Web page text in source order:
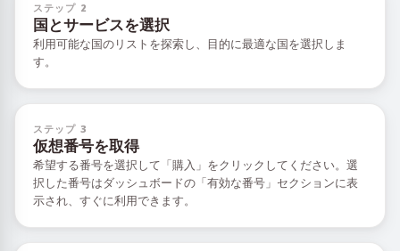
ステップ 2
国とサービスを選択
利用可能な国のリストを探索し、目的に最適な国を選択しま
す。
ステップ 3
仮想番号を取得
希望する番号を選択して「購入」をクリックしてください。選
択した番号はダッシュボードの「有効な番号」セクションに表
示され、すぐに利用できます。